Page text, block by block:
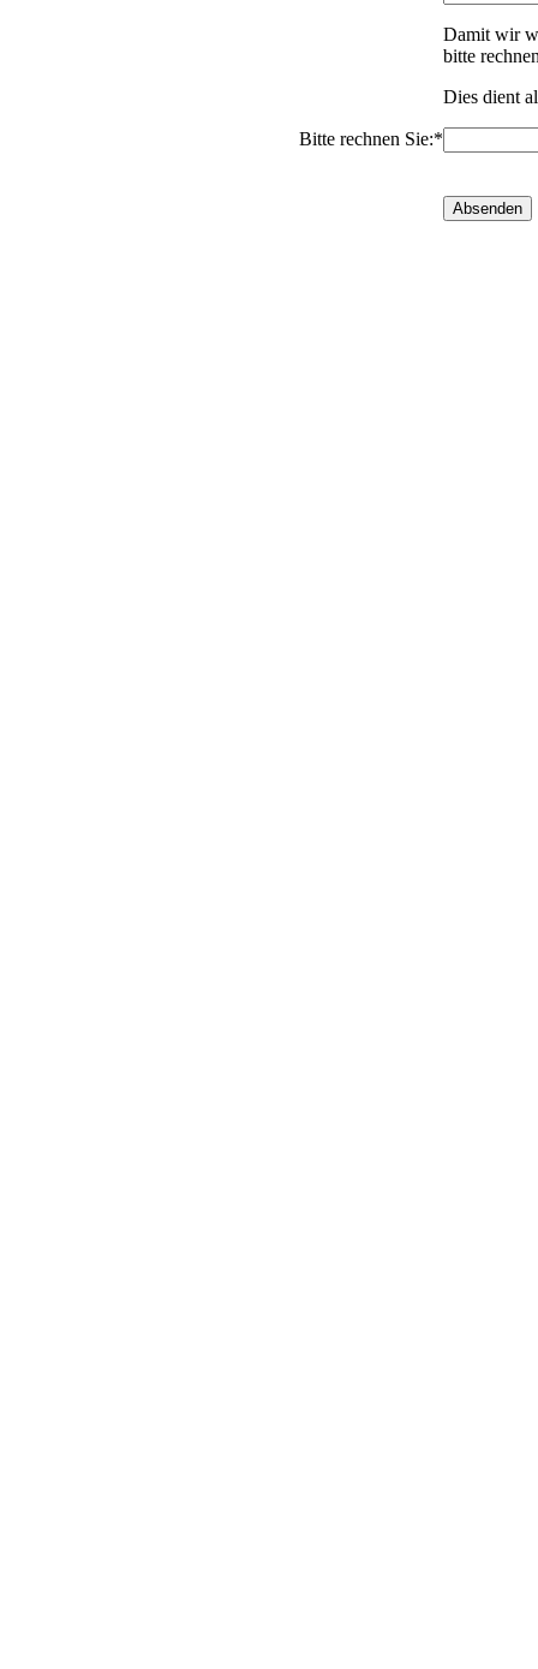
Damit wir
bitte
Dies dient
Bitte rechnen Sie:*